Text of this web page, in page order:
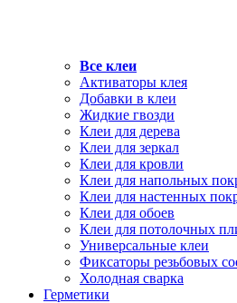
Все клеи
Активаторы клея
Добавки в клеи
Жидкие гвозди
Клеи для дерева
Клеи для зеркал
Клеи для кровли
Клеи для напольных
Клеи для настенных
Клеи для обоев
Клеи для потолочных
Универсальные клеи
Фиксаторы резьбовых
Холодная сварка
Герметики